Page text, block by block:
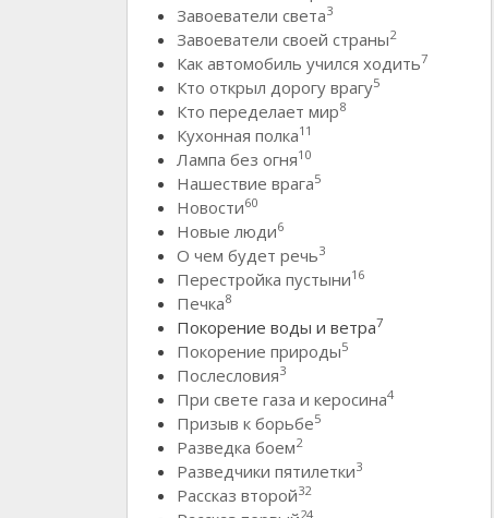
Завоеватели света3
Завоеватели своей страны2
Как автомобиль учился ходить7
Кто открыл дорогу врагу5
Кто переделает мир8
Кухонная полка11
Лампа без огня10
Нашествие врага5
Новости60
Новые люди6
О чем будет речь3
Перестройка пустыни16
Печка8
Покорение воды и ветра7
Покорение природы5
Послесловия3
При свете газа и керосина4
Призыв к борьбе5
Разведка боем2
Разведчики пятилетки3
Рассказ второй32
24